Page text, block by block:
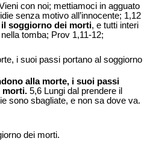
con noi; mettiamoci in agguato
senza motivo all’innocente; 1,12
soggiorno dei morti, e tutti interi
tomba; Prov 1,11-12;
i suoi passi portano al soggiorno
alla morte, i suoi passi
morti. 5,6 Lungi dal prendere il
sono sbagliate, e non sa dove va.
dei morti.